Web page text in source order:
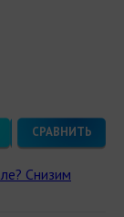
СРАВНИТЬ
Снизим